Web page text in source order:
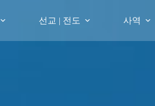
선교 | 전도 사역